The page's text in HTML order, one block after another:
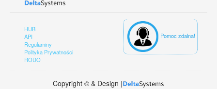
HUB
API
Regulaminy
Polityka Prywatności
RODO
Pomoc zdalna!
Copyright © & Design |